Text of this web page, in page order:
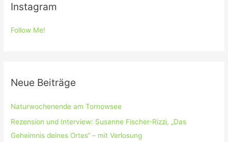
Instagram
Follow Me!
Neue Beiträge
Naturwochenende am Tornowsee
Rezension und Interview: Susanne Fischer-Rizzi, „Das
Geheimnis deines Ortes“ – mit Verlosung